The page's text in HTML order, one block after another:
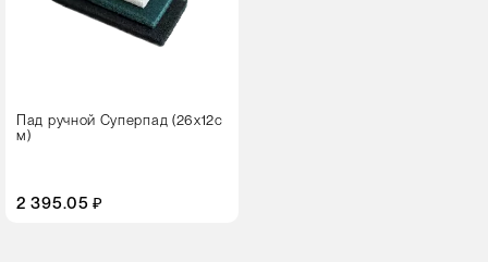
Пад ручной Суперпад (26х12с
м)
2 395.05 ₽